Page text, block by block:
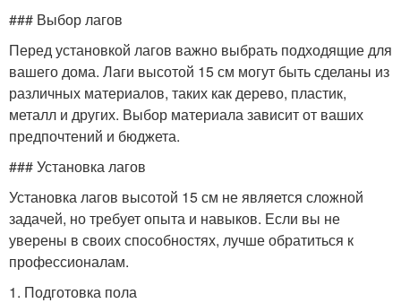
### Выбор лагов
Перед установкой лагов важно выбрать подходящие для
вашего дома. Лаги высотой 15 см могут быть сделаны из
различных материалов, таких как дерево, пластик,
металл и других. Выбор материала зависит от ваших
предпочтений и бюджета.
### Установка лагов
Установка лагов высотой 15 см не является сложной
задачей, но требует опыта и навыков. Если вы не
уверены в своих способностях, лучше обратиться к
профессионалам.
1. Подготовка пола